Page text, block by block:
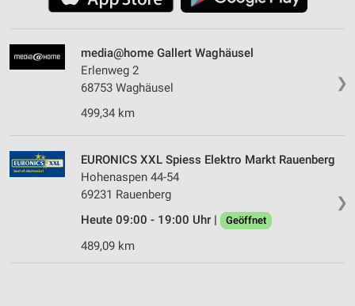
❯
media@home Gallert Waghäusel
Erlenweg 2
68753 Waghäusel
499,34 km
❯
EURONICS XXL Spiess Elektro Markt Rauenberg
Hohenaspen 44-54
69231 Rauenberg
Heute 09:00 - 19:00 Uhr |
Geöffnet
489,09 km